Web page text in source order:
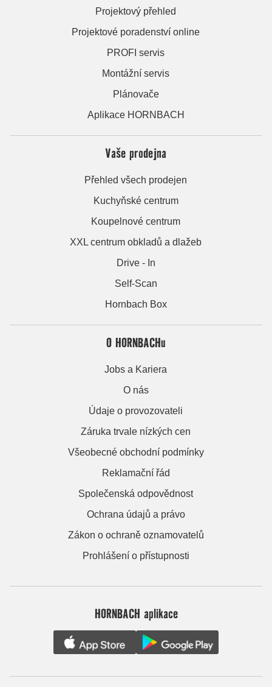
Projektový přehled
Projektové poradenství online
PROFI servis
Montážní servis
Plánovače
Aplikace HORNBACH
Vaše prodejna
Přehled všech prodejen
Kuchyňské centrum
Koupelnové centrum
XXL centrum obkladů a dlažeb
Drive - In
Self-Scan
Hornbach Box
O HORNBACHu
Jobs a Kariera
O nás
Údaje o provozovateli
Záruka trvale nízkých cen
Všeobecné obchodní podmínky
Reklamační řád
Společenská odpovědnost
Ochrana údajů a právo
Zákon o ochraně oznamovatelů
Prohlášení o přístupnosti
HORNBACH aplikace